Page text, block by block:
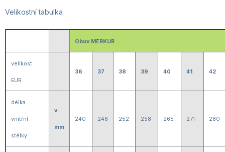
Velikostní tabulka
Obuv MERKUR
velikost
EUR
36 37 38 39 40 41 42
délka
vnitřní
stélky
v
mm
240 246 252 258 265 271 280